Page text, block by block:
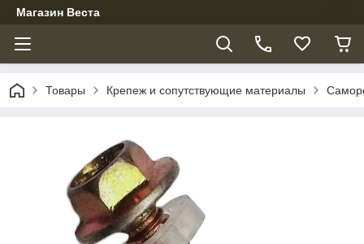
Магазин Веста
Товары Крепеж и сопутствующие материалы